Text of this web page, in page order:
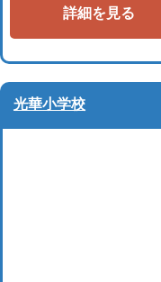
詳細を見る
光華小学校